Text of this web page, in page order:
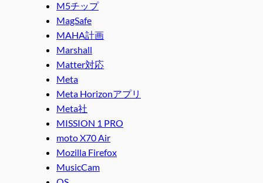
M5チップ
MagSafe
MAHA計画
Marshall
Matter対応
Meta
Meta Horizonアプリ
Meta社
MISSION 1 PRO
moto X70 Air
Mozilla Firefox
MusicCam